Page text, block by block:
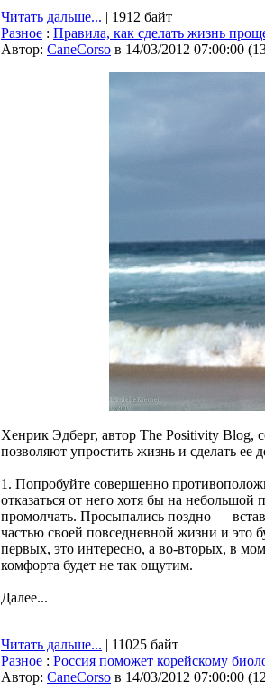
Читать дальше... | 1912 байт
Разное : Правила, как сделать жизнь
Автор: CaneCorso в 14/03/2012 07:00:00 (
Хенрик Эдберг, автор The Positivity Blog,
позволяют упростить жизнь и сделать ее
1. Попробуйте совершенно
отказаться от него хотя бы на
промолчать. Просыпались поздно —
частью своей повседневной жизни и это
первых, это интересно, а во-вторых, в
комфорта будет не так ощутим.
Далее...
Читать дальше... | 11025 байт
Разное : Россия поможет корейскому
Автор: CaneCorso в 14/03/2012 07:00:00 (